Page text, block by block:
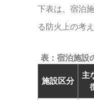
下表は、宿泊
る防火上の考
表：宿泊施設
施設区分
主